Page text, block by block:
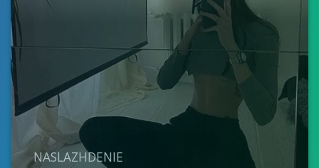
NASLAZHDENIE